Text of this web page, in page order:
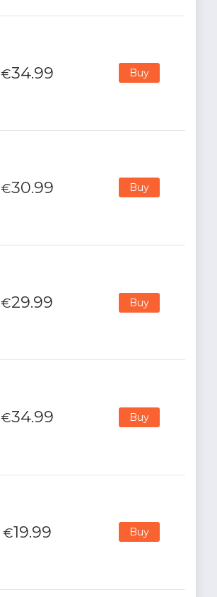
€34.99 Buy
€30.99 Buy
€29.99 Buy
€34.99 Buy
€19.99 Buy